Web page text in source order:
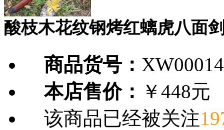
酸枝木花纹钢烤红螭虎八面
商品货号：
本店售价： ￥448元
该商品已经被关注